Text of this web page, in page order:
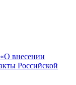
внесении
Российской